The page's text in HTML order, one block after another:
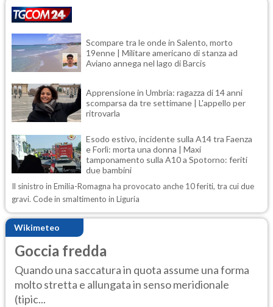
Scompare tra le onde in Salento, morto
19enne | Militare americano di stanza ad
Aviano annega nel lago di Barcis
Apprensione in Umbria: ragazza di 14 anni
scomparsa da tre settimane | L'appello per
ritrovarla
Esodo estivo, incidente sulla A14 tra Faenza
e Forlì: morta una donna | Maxi
tamponamento sulla A10 a Spotorno: feriti
due bambini
Il sinistro in Emilia-Romagna ha provocato anche 10 feriti, tra cui due
gravi. Code in smaltimento in Liguria
Wikimeteo
Goccia fredda
Quando una saccatura in quota assume una forma
molto stretta e allungata in senso meridionale
(tipic...